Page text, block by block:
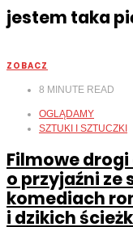
jestem taka
ZOBACZ
8 MINUTE READ
OGLĄDAMY
SZTUKI I SZTUCZKI
Filmowe
o przyjaźni
komediach
i dzikich